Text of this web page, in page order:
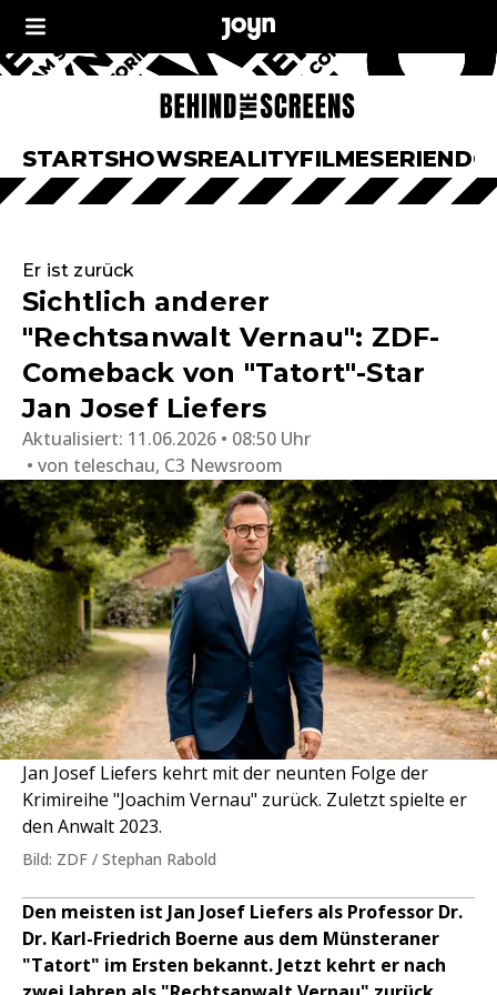
STARTSHOWSREALITYFILMESERIEN
Er ist zurück
Sichtlich anderer
"Rechtsanwalt Vernau": ZDF-
Comeback von "Tatort"-Star
Jan Josef Liefers
Aktualisiert: 11.06.2026 • 08:50 Uhr
von teleschau, C3 Newsroom
Jan Josef Liefers kehrt mit der neunten Folge der
Krimireihe "Joachim Vernau" zurück. Zuletzt spielte er
den Anwalt 2023.
Bild: ZDF / Stephan Rabold
Den meisten ist Jan Josef Liefers als Professor Dr.
Dr. Karl-Friedrich Boerne aus dem Münsteraner
"Tatort" im Ersten bekannt. Jetzt kehrt er nach